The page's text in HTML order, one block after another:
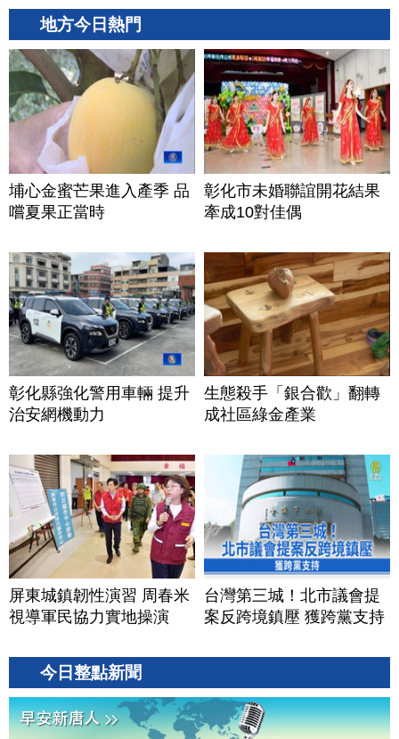
地方今日熱門
埔心金蜜芒果進入產季 品
嚐夏果正當時
彰化市未婚聯誼開花結果
牽成10對佳偶
彰化縣強化警用車輛 提升
治安網機動力
生態殺手「銀合歡」翻轉
成社區綠金產業
屏東城鎮韌性演習 周春米
視導軍民協力實地操演
台灣第三城！北市議會提
案反跨境鎮壓 獲跨黨支持
今日整點新聞